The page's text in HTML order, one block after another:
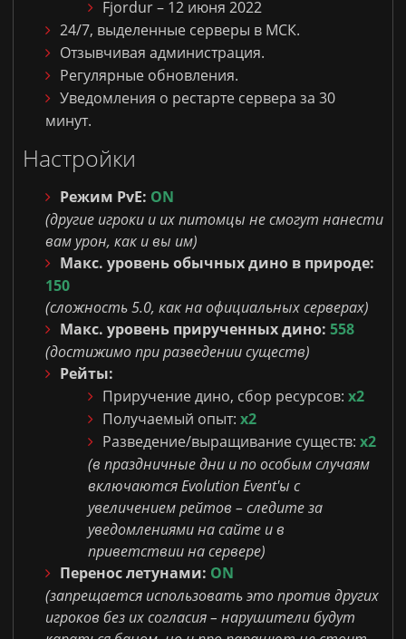
Fjordur – 12 июня 2022
24/7, выделенные серверы в МСК.
Отзывчивая администрация.
Регулярные обновления.
Уведомления о рестарте сервера за 30
минут.
Настройки
Режим PvE: ON
(другие игроки и их питомцы не смогут нанести
вам урон, как и вы им)
Макс. уровень обычных дино в природе:
150
(сложность 5.0, как на официальных серверах)
Макс. уровень прирученных дино: 558
(достижимо при разведении существ)
Рейты:
Приручение дино, сбор ресурсов:x2
Получаемый опыт: х2
Разведение/выращивание существ: x2
(в праздничные дни и по особым случаям
включаются Evolution Event'ы с
увеличением рейтов – следите за
уведомлениями на сайте и в
приветствии на сервере)
Перенос летунами: ON
(запрещается использовать это против других
игроков без их согласия – нарушители будут